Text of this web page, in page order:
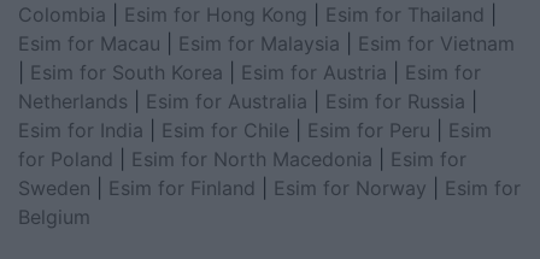
Colombia
Esim for Hong Kong Esim for Thailand
Esim for Macau
Esim for Malaysia
Esim for Vietnam
Esim for South Korea Esim for Austria
Esim for
Netherlands
Esim for Australia Esim for Russia
Esim for India
Esim for Chile Esim for Peru
Esim
for Poland
Esim for North Macedonia
Esim for
Sweden
Esim for Finland Esim for Norway
Esim for
Belgium